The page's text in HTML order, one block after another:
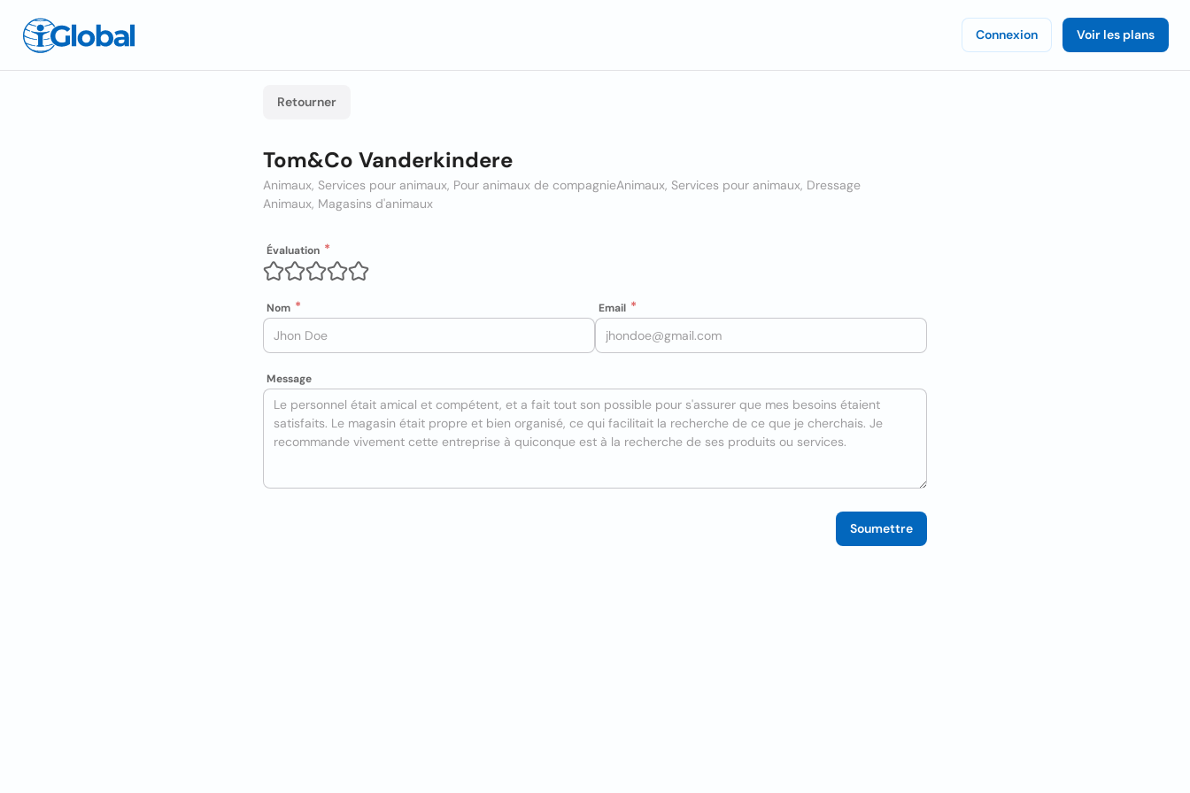
Connexion Voir les plans
Retourner
Tom&Co Vanderkindere
Animaux, Services pour animaux, Pour animaux de compagnieAnimaux, Services pour animaux, Dressage
Animaux, Magasins d'animaux
Évaluation
Nom Email
Message
Soumettre